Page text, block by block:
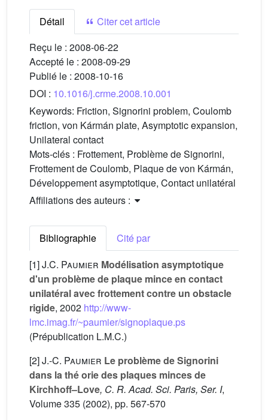
Détail
Citer cet article
Reçu le : 2008-06-22
Accepté le : 2008-09-29
Publié le : 2008-10-16
DOI : 10.1016/j.crme.2008.10.001
Keywords: Friction, Signorini problem, Coulomb
friction, von Kármán plate, Asymptotic expansion,
Unilateral contact
Mots-clés : Frottement, Problème de Signorini,
Frottement de Coulomb, Plaque de von Kármán,
Développement asymptotique, Contact unilatéral
Affiliations des auteurs :
Bibliographie
Cité par
[1]J.C. Paumier Modélisation asymptotique
d'un problème de plaque mince en contact
unilatéral avec frottement contre un obstacle
rigide, 2002 http://www-
lmc.imag.fr/~paumier/signoplaque.ps
(Prépublication L.M.C.)
[2]J.-C. Paumier Le problème de Signorini
dans la thé orie des plaques minces de
Kirchhoff–Love, C. R. Acad. Sci. Paris, Ser. I,
Volume 335 (2002), pp. 567-570